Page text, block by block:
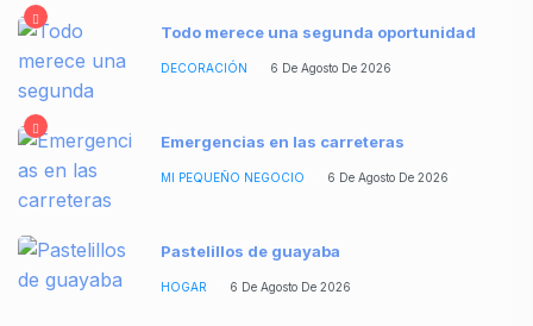
Todo merece una segunda oportunidad
DECORACIÓN 6 De Agosto De 2026
Emergencias en las carreteras
MI PEQUEÑO NEGOCIO 6 De Agosto De 2026
Pastelillos de guayaba
HOGAR 6 De Agosto De 2026